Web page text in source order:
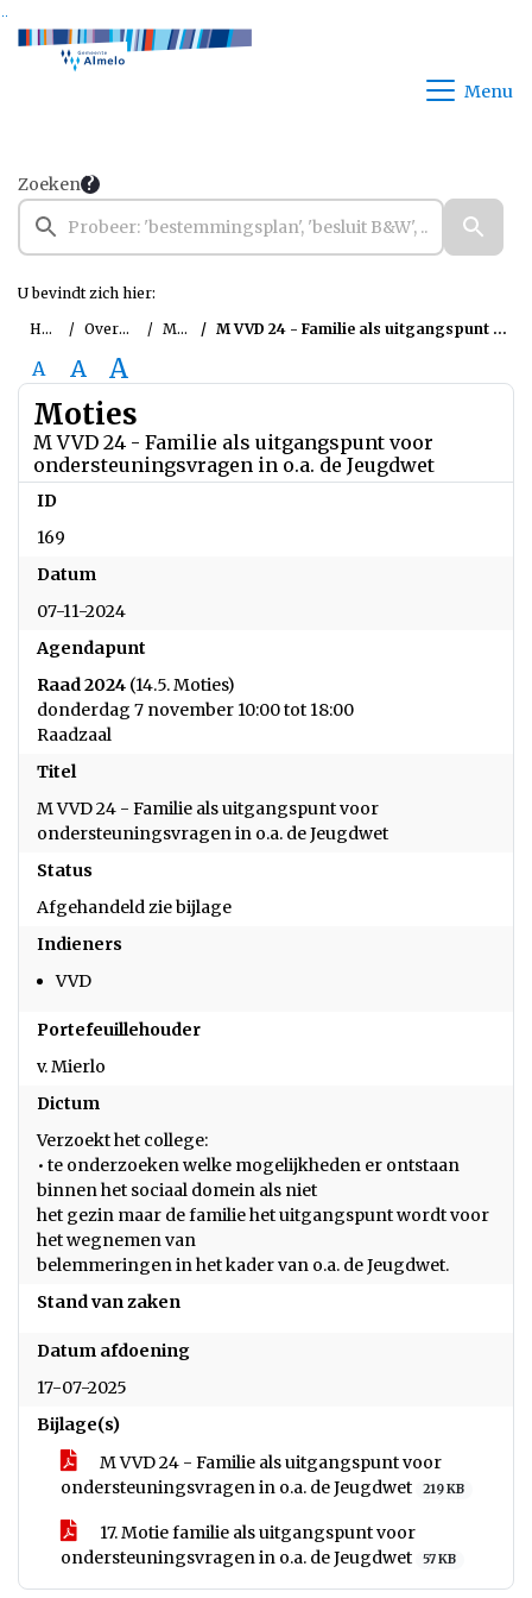
Ga naar de inhoud van deze pagina
Ga naar het zoeken
Ga naar het menu
Menu
Zoeken
U bevindt zich hier:
Home
Overzichten Moties M VVD 24 - Familie als uitgangspunt voor ondersteuningsvragen in o.a. de Jeugdwet
A A A
Moties
M VVD 24 - Familie als uitgangspunt voor
ondersteuningsvragen in o.a. de Jeugdwet
ID
169
Datum
07-11-2024
Agendapunt
Raad 2024 (14.5. Moties)
donderdag 7 november 10:00 tot 18:00
Raadzaal
Titel
M VVD 24 - Familie als uitgangspunt voor
ondersteuningsvragen in o.a. de Jeugdwet
Status
Afgehandeld zie bijlage
Indieners
VVD
Portefeuillehouder
v. Mierlo
Dictum
Verzoekt het college:
• te onderzoeken welke mogelijkheden er ontstaan
binnen het sociaal domein als niet
het gezin maar de familie het uitgangspunt wordt voor
het wegnemen van
belemmeringen in het kader van o.a. de Jeugdwet.
Stand van zaken
Datum afdoening
17-07-2025
Bijlage(s)
M VVD 24 - Familie als uitgangspunt voor
ondersteuningsvragen in o.a. de Jeugdwet
219 KB
17. Motie familie als uitgangspunt voor
ondersteuningsvragen in o.a. de Jeugdwet
57 KB